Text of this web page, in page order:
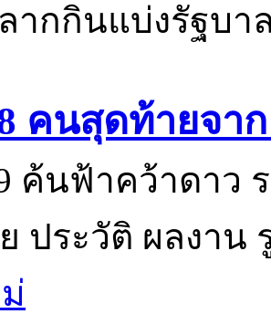
ากกินแบ่งรัฐบา
คนสุดท้ายจาก
9 ค้นฟ้าคว้าดาว
ประวัติ ผลงาน